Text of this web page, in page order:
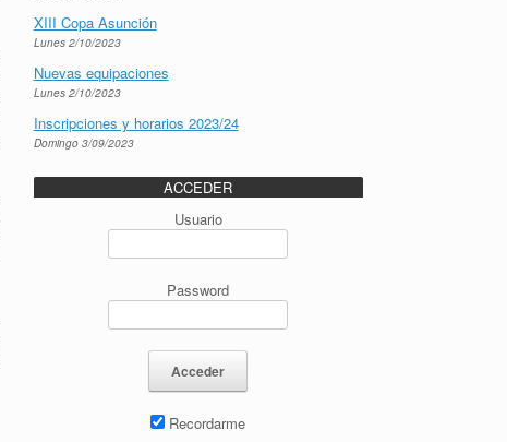
XIII Copa Asunción
Lunes 2/10/2023
Nuevas equipaciones
Lunes 2/10/2023
Inscripciones y horarios 2023/24
Domingo 3/09/2023
ACCEDER
Usuario
Password
Recordarme